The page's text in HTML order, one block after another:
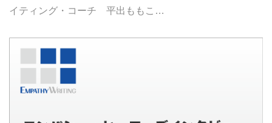
イティング・コーチ 平出ももこ…